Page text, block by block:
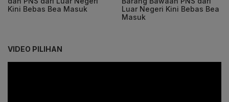
Kini Bebas Bea Masuk
Luar Negeri Kini Bebas Bea
Masuk
VIDEO PILIHAN